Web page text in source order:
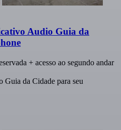
Audio Guia da
+ acesso ao segundo andar
da Cidade para seu